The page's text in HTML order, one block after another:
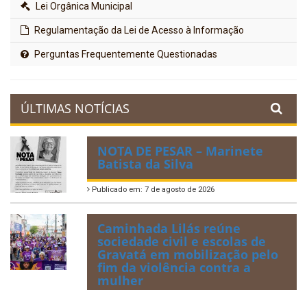
Lei Orgânica Municipal
Regulamentação da Lei de Acesso à Informação
Perguntas Frequentemente Questionadas
ÚLTIMAS NOTÍCIAS
NOTA DE PESAR – Marinete
Batista da Silva
Publicado em: 7 de agosto de 2026
Caminhada Lilás reúne
sociedade civil e escolas de
Gravatá em mobilização pelo
fim da violência contra a
mulher